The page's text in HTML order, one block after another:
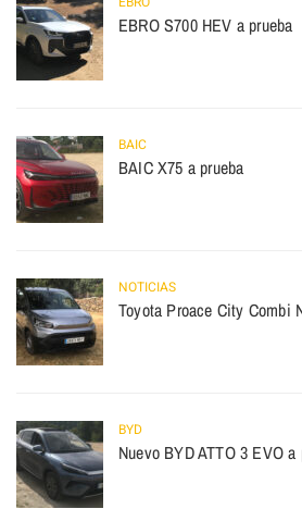
EBRO S700 HEV a prueba
BAIC
BAIC X75 a prueba
NOTICIAS
Toyota Proace City Combi
BYD
Nuevo BYD ATTO 3 EVO a